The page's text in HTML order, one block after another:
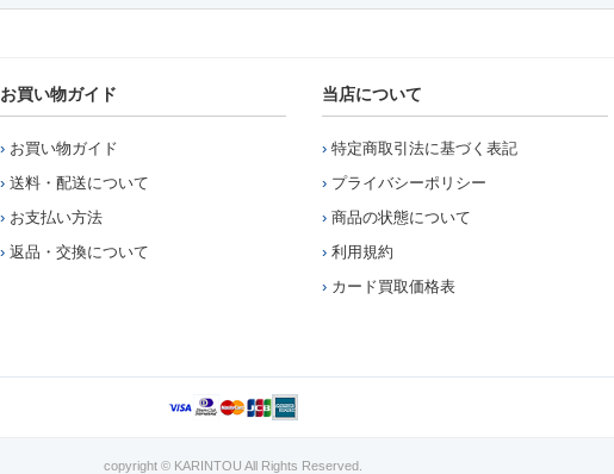
お買い物ガイド
お買い物ガイド
送料・配送について
お支払い方法
返品・交換について
当店について
特定商取引法に基づく表記
プライバシーポリシー
商品の状態について
利用規約
カード買取価格表
copyright © KARINTOU All Rights Reserved.